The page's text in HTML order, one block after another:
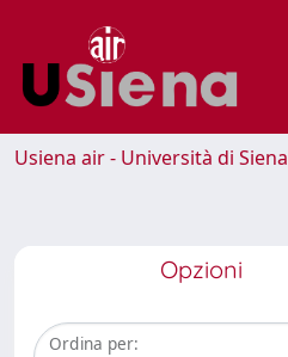
Usiena air - Università di Siena
Opzioni
Ordina per: